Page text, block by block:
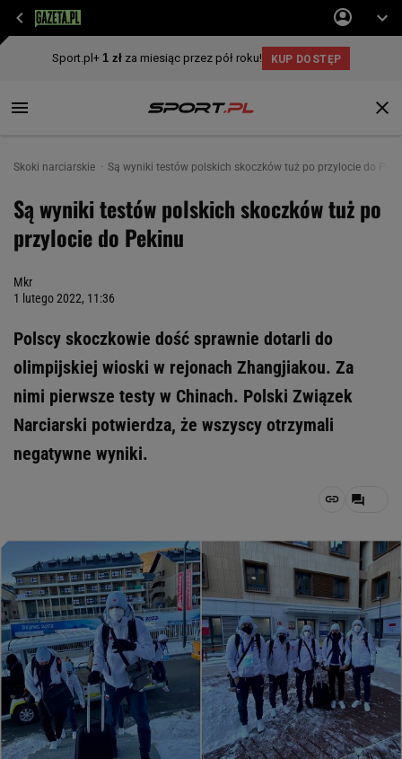
Skoki narciarskie Są wyniki testów polskich skoczków tuż po przylocie do
Są wyniki testów polskich skoczków tuż po
przylocie do Pekinu
Mkr
1 lutego 2022, 11:36
Polscy skoczkowie dość sprawnie dotarli do
olimpijskiej wioski w rejonach Zhangjiakou. Za
nimi pierwsze testy w Chinach. Polski Związek
Narciarski potwierdza, że wszyscy otrzymali
negatywne wyniki.